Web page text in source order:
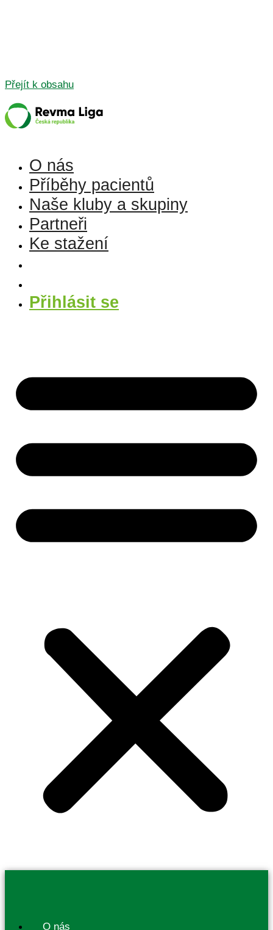
Přejít k obsahu
O nás
Příběhy pacientů
Naše kluby a skupiny
Partneři
Ke stažení
Přihlásit se
O nás